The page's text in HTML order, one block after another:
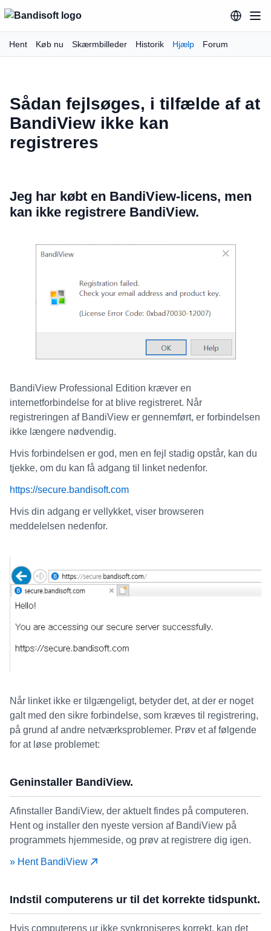
Hent Køb nu Skærmbilleder Historik Hjælp Forum
Sådan fejlsøges, i tilfælde af at
BandiView ikke kan
registreres
Jeg har købt en BandiView-licens, men
kan ikke registrere BandiView.
BandiView Professional Edition kræver en
internetforbindelse for at blive registreret. Når
registreringen af BandiView er gennemført, er forbindelsen
ikke længere nødvendig.
Hvis forbindelsen er god, men en fejl stadig opstår, kan du
tjekke, om du kan få adgang til linket nedenfor.
https://secure.bandisoft.com
Hvis din adgang er vellykket, viser browseren
meddelelsen nedenfor.
Når linket ikke er tilgængeligt, betyder det, at der er noget
galt med den sikre forbindelse, som kræves til registrering,
på grund af andre netværksproblemer. Prøv et af følgende
for at løse problemet:
Geninstaller BandiView.
Afinstaller BandiView, der aktuelt findes på computeren.
Hent og installer den nyeste version af BandiView på
programmets hjemmeside, og prøv at registrere dig igen.
» Hent BandiView
Indstil computerens ur til det korrekte tidspunkt.
Hvis computerens ur ikke synkroniseres korrekt, kan det